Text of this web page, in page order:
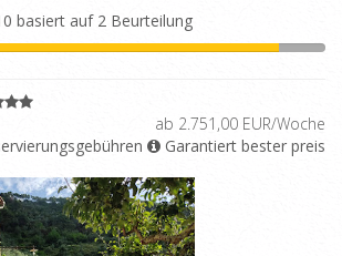
basiert auf 2 Beurteilung
ab 2.751,00 EUR/Woche
Garantiert bester preis